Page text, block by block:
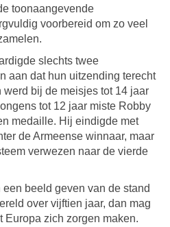
toonaangevende
voorbereid om zo veel
slechts twee
aan dat hun uitzending terecht
bij de meisjes tot 14 jaar
tot 12 jaar miste Robby
medaille. Hij eindigde met
de Armeense winnaar, maar
verwezen naar de vierde
beeld geven van de stand
over vijftien jaar, dan mag
Europa zich zorgen maken.